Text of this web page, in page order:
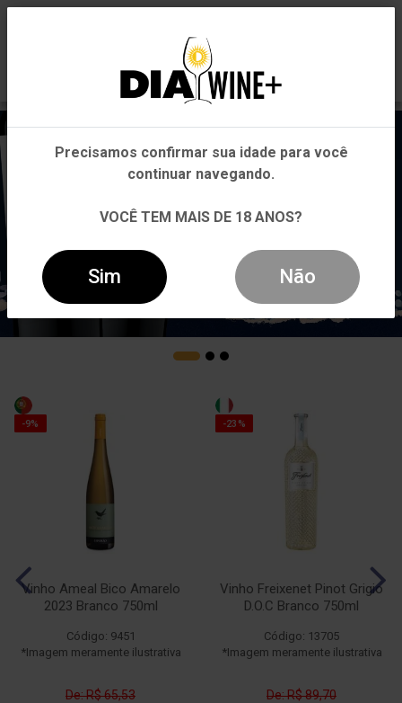
-9%
Vinho Ameal Bico Amarelo
2023 Branco 750ml
Código: 9451
*Imagem meramente ilustrativa
De: R$ 65,53
-23%
Vinho Freixenet Pinot Grigio
D.O.C Branco 750ml
Código: 13705
*Imagem meramente ilustrativa
De: R$ 89,70
Em que Estado você está?
Pernambuco
Outros Estados
Precisamos confirmar sua idade para você
continuar navegando.
VOCÊ TEM MAIS DE 18 ANOS?
Sim Não